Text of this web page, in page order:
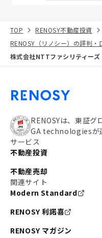
TOP RENOSY不動産投資
RENOSY（リノシー）の評判・
株式会社NTTファシリティーズ
RENOSYは、東証グ
GA technologiesが
サービス
不動産投資
不動産売却
関連サイト
Modern Standard
RENOSY 利諾喜
RENOSY マガジン